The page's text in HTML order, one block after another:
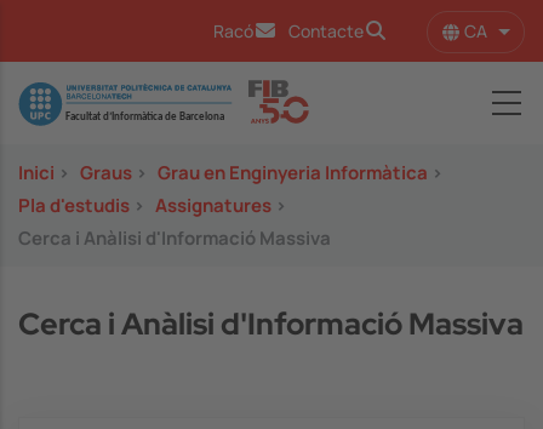
Racó Contacte CA
Image
Inici > Graus > Grau en Enginyeria Informàtica >
Pla d'estudis > Assignatures >
Cerca i Anàlisi d'Informació Massiva
Cerca i Anàlisi d'Informació Massiva